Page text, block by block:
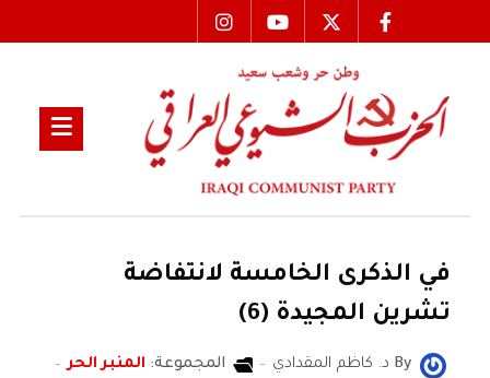
في الذكرى الخامسة لانتفاضة
تشرين المجيدة (6)
By د. كاظم المقدادي المجموعة: المنبر الحر